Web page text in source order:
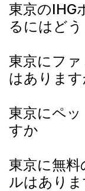
東京のIHG
るにはど
東京にフ
はありま
東京にペ
すか
東京に無
ルはあり